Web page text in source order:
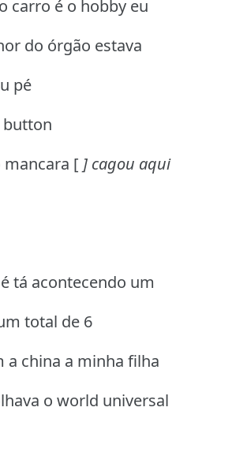
carro é o hobby eu
do órgão estava
pé
button
[ ] cagou aqui
tá acontecendo um
total de 6
a china a minha filha
o world universal